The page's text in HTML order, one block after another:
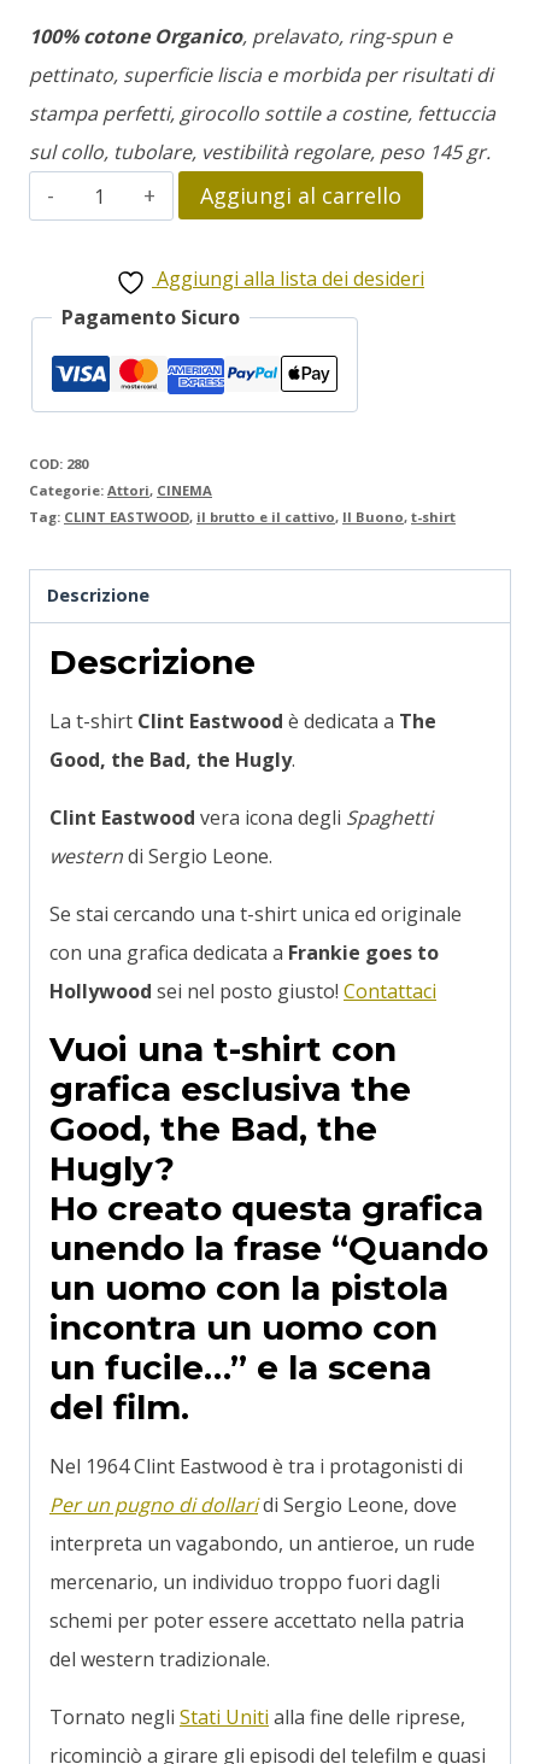
100% cotone Organico, prelavato, ring-spun e
pettinato, superficie liscia e morbida per risultati di
stampa perfetti, girocollo sottile a costine, fettuccia
sul collo, tubolare, vestibilità regolare, peso 145 gr.
Clint
Eastwood
quantità
Aggiungi al carrello
Aggiungi alla lista dei desideri
Pagamento Sicuro
COD: 280
Categorie: Attori, CINEMA
Tag: CLINT EASTWOOD, il brutto e il cattivo, Il Buono, t-shirt
Descrizione
Descrizione
La t-shirt Clint Eastwood è dedicata a The
Good, the Bad, the Hugly.
Clint Eastwood vera icona degli Spaghetti
westerndi Sergio Leone.
Se stai cercando una t-shirt unica ed originale
con una grafica dedicata a Frankie goes to
Hollywood sei nel posto giusto! Contattaci
Vuoi una t-shirt con
grafica esclusiva the
Good, the Bad, the
Hugly?
Ho creato questa grafica
unendo la frase “Quando
un uomo con la pistola
incontra un uomo con
un fucile…” e la scena
del film.
Nel 1964 Clint Eastwood è tra i protagonisti di
Per un pugno di dollaridi Sergio Leone, dove
interpreta un vagabondo, un antieroe, un rude
mercenario, un individuo troppo fuori dagli
schemi per poter essere accettato nella patria
del western tradizionale.
Tornato negli Stati Uniti alla fine delle riprese,
ricominciò a girare gli episodi del telefilm e quasi